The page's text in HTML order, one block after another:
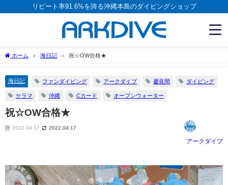
リピート率91.6%を誇る沖縄本島のダイビングショップ
ホーム 海日記 祝☆OW合格★
海日記 ファンダイビング アークダイブ 慶良間 ダイビング
ケラマ 沖縄 Cカード オープンウォーター
祝☆OW合格★
2022.04.17 2022.04.17
アークダイブ